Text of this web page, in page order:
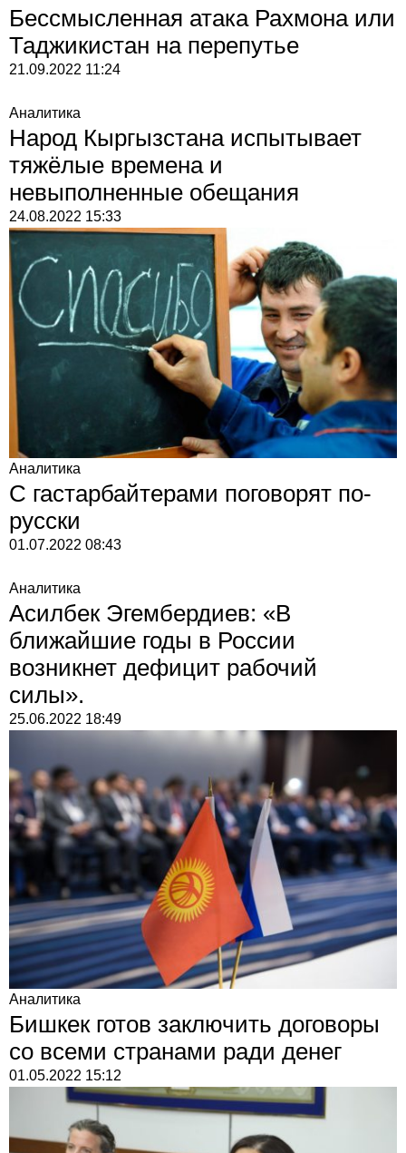
Бессмысленная атака Рахмона или
Таджикистан на перепутье
21.09.2022 11:24
Аналитика
Народ Кыргызстана испытывает
тяжёлые времена и
невыполненные обещания
24.08.2022 15:33
Аналитика
С гастарбайтерами поговорят по-
русски
01.07.2022 08:43
Аналитика
Асилбек Эгембердиев: «В
ближайшие годы в России
возникнет дефицит рабочий
силы».
25.06.2022 18:49
Аналитика
Бишкек готов заключить договоры
со всеми странами ради денег
01.05.2022 15:12